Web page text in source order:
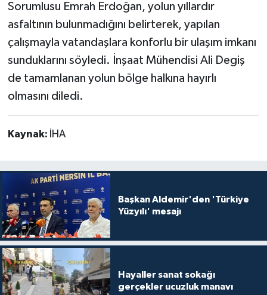
Sorumlusu Emrah Erdoğan, yolun yıllardır
asfaltının bulunmadığını belirterek, yapılan
çalışmayla vatandaşlara konforlu bir ulaşım imkanı
sunduklarını söyledi. İnşaat Mühendisi Ali Degiş
de tamamlanan yolun bölge halkına hayırlı
olmasını diledi.
Kaynak: İHA
Başkan Aldemir'den 'Türkiye
Yüzyılı' mesajı
Hayaller sanat sokağı
gerçekler ucuzluk manavı